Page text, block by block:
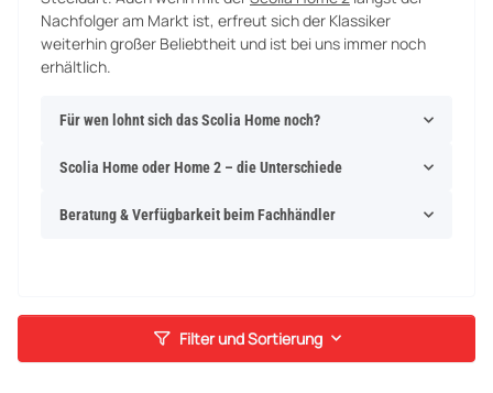
Nachfolger am Markt ist, erfreut sich der Klassiker
weiterhin großer Beliebtheit und ist bei uns immer noch
erhältlich.
Für wen lohnt sich das Scolia Home noch?
Scolia Home oder Home 2 – die Unterschiede
Beratung & Verfügbarkeit beim Fachhändler
Filter und Sortierung